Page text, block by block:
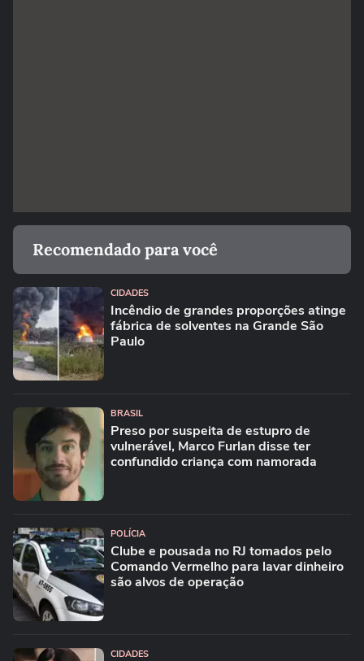
Recomendado para você
CIDADES
Incêndio de grandes proporções atinge
fábrica de solventes na Grande São
Paulo
BRASIL
Preso por suspeita de estupro de
vulnerável, Marco Furlan disse ter
confundido criança com namorada
POLÍCIA
Clube e pousada no RJ tomados pelo
Comando Vermelho para lavar dinheiro
são alvos de operação
CIDADES